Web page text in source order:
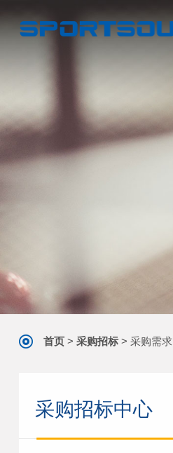
首页> 采购招标> 采购需求
采购招标中心